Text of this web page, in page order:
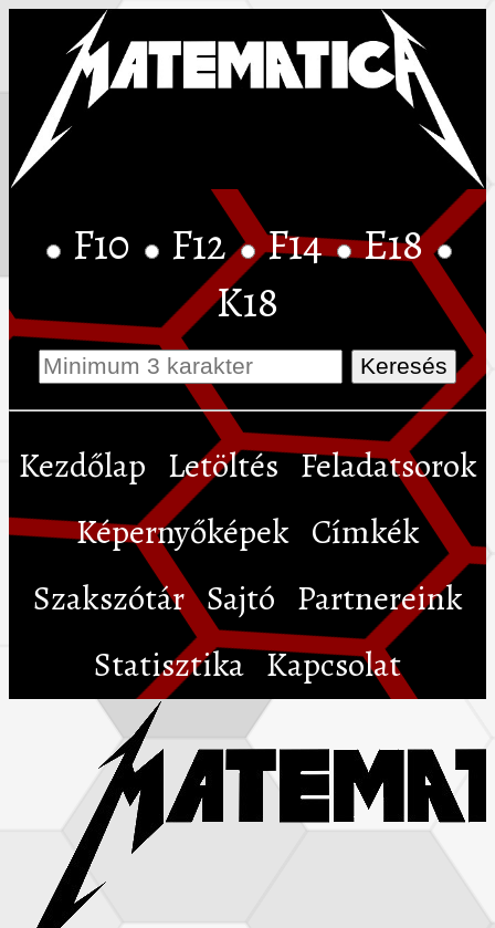
F10 F12 F14 E18
K18
Kezdőlap Letöltés Feladatsorok
Képernyőképek Címkék
Szakszótár Sajtó Partnereink
Statisztika Kapcsolat